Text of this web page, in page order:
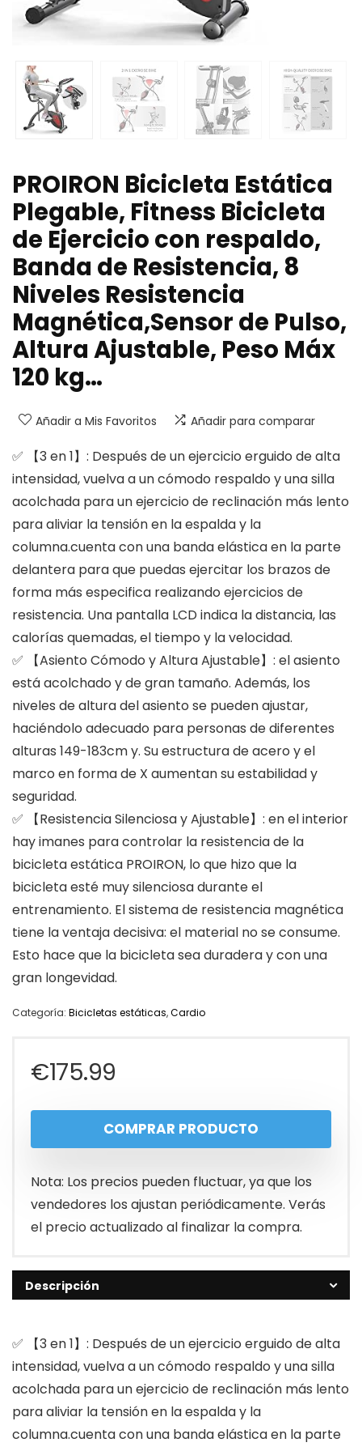
PROIRON Bicicleta Estática
Plegable, Fitness Bicicleta
de Ejercicio con respaldo,
Banda de Resistencia, 8
Niveles Resistencia
Magnética,Sensor de Pulso,
Altura Ajustable, Peso Máx
120 kg…
Añadir a Mis Favoritos Añadir para comparar
✅ 【3 en 1】: Después de un ejercicio erguido de alta
intensidad, vuelva a un cómodo respaldo y una silla
acolchada para un ejercicio de reclinación más lento
para aliviar la tensión en la espalda y la
columna.cuenta con una banda elástica en la parte
delantera para que puedas ejercitar los brazos de
forma más especifica realizando ejercicios de
resistencia. Una pantalla LCD indica la distancia, las
calorías quemadas, el tiempo y la velocidad.
✅ 【Asiento Cómodo y Altura Ajustable】: el asiento
está acolchado y de gran tamaño. Además, los
niveles de altura del asiento se pueden ajustar,
haciéndolo adecuado para personas de diferentes
alturas 149-183cm y. Su estructura de acero y el
marco en forma de X aumentan su estabilidad y
seguridad.
✅ 【Resistencia Silenciosa y Ajustable】: en el interior
hay imanes para controlar la resistencia de la
bicicleta estática PROIRON, lo que hizo que la
bicicleta esté muy silenciosa durante el
entrenamiento. El sistema de resistencia magnética
tiene la ventaja decisiva: el material no se consume.
Esto hace que la bicicleta sea duradera y con una
gran longevidad.
Categoría: Bicicletas estáticas,Cardio
€175.99
COMPRAR PRODUCTO
Nota: Los precios pueden fluctuar, ya que los
vendedores los ajustan periódicamente. Verás
el precio actualizado al finalizar la compra.
Descripción
✅ 【3 en 1】: Después de un ejercicio erguido de alta
intensidad, vuelva a un cómodo respaldo y una silla
acolchada para un ejercicio de reclinación más lento
para aliviar la tensión en la espalda y la
columna.cuenta con una banda elástica en la parte